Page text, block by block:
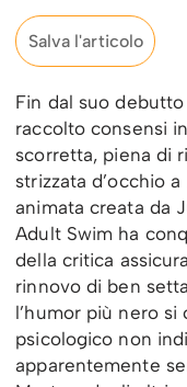
Salva l'articolo
Fin dal suo debutto
raccolto consensi
scorretta, piena di
strizzata d’occhio a
animata creata da
Adult Swim ha
della critica
rinnovo di ben
l’humor più nero
psicologico non
apparentemente